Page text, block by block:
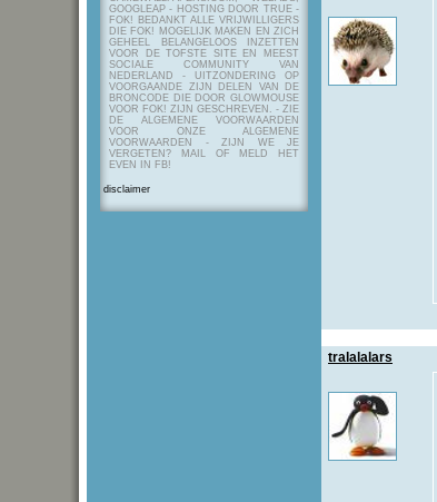
GOOGLEAP - HOSTING DOOR TRUE -
FOK! BEDANKT ALLE VRIJWILLIGERS
DIE FOK! MOGELIJK MAKEN EN ZICH
GEHEEL BELANGELOOS INZETTEN
VOOR DE TOFSTE SITE EN MEEST
SOCIALE COMMUNITY VAN
NEDERLAND - UITZONDERING OP
VOORGAANDE ZIJN DELEN VAN DE
BRONCODE DIE DOOR GLOWMOUSE
VOOR FOK! ZIJN GESCHREVEN. - ZIE
DE ALGEMENE VOORWAARDEN
VOOR ONZE ALGEMENE
VOORWAARDEN - ZIJN WE JE
VERGETEN? MAIL OF MELD HET
EVEN IN FB!
disclaimer
tralalalars